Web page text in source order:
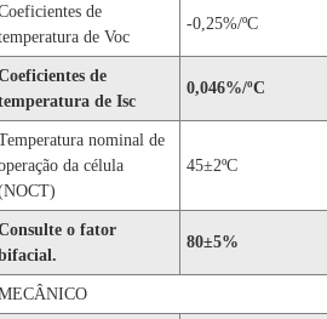
de
de Voc
-0,25%/ºC
de
de Isc
0,046%/ºC
nominal de
da célula
45±2ºC
o fator
80±5%